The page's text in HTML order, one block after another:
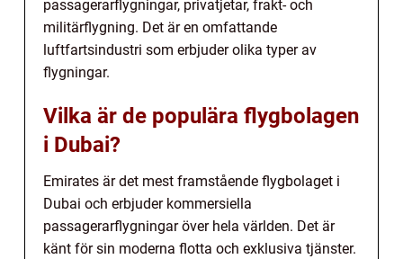
passagerarflygningar, privatjetar, frakt- och
militärflygning. Det är en omfattande
luftfartsindustri som erbjuder olika typer av
flygningar.
Vilka är de populära flygbolagen
i Dubai?
Emirates är det mest framstående flygbolaget i
Dubai och erbjuder kommersiella
passagerarflygningar över hela världen. Det är
känt för sin moderna flotta och exklusiva tjänster.